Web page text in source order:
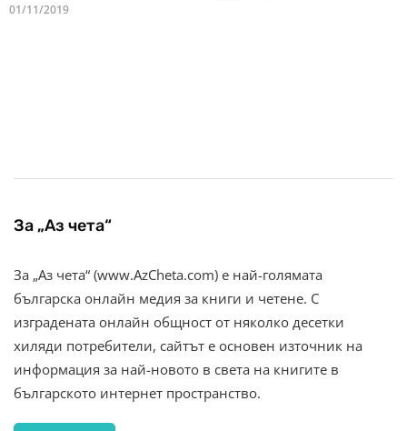
01/11/2019
За „Аз чета“
За „Аз чета“ (www.AzCheta.com) е най-голямата
българска онлайн медия за книги и четене. С
изградената онлайн общност от няколко десетки
хиляди потребители, сайтът е основен източник на
информация за най-новото в света на книгите в
българското интернет пространство.